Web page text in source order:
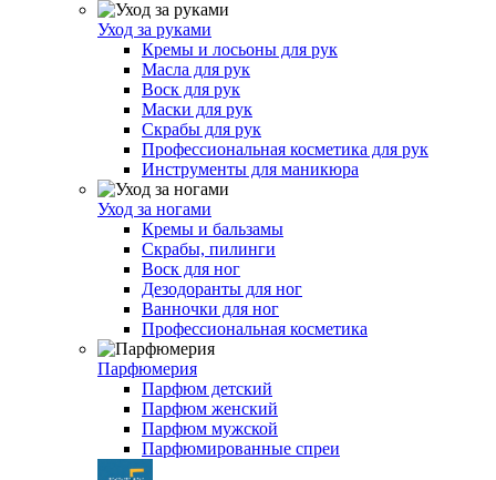
Уход за руками
Кремы и лосьоны для рук
Масла для рук
Воск для рук
Маски для рук
Скрабы для рук
Профессиональная косметика для рук
Инструменты для маникюра
Уход за ногами
Кремы и бальзамы
Скрабы, пилинги
Воск для ног
Дезодоранты для ног
Ванночки для ног
Профессиональная косметика
Парфюмерия
Парфюм детский
Парфюм женский
Парфюм мужской
Парфюмированные спреи